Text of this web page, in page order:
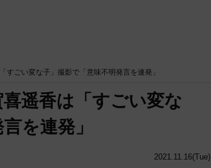
ごい変な子」撮影で「意味不明発言を連発」
2021.11.16(Tue)
遥香は「すごい変な
を連発」